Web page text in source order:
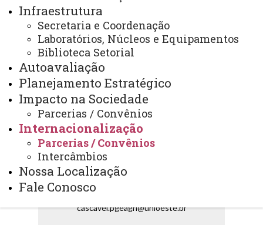
Infraestrutura
Secretaria e Coordenação
Laboratórios, Núcleos e Equipamentos
Biblioteca Setorial
Autoavaliação
Planejamento Estratégico
Impacto na Sociedade
Parcerias / Convênios
Internacionalização
Parcerias / Convênios
Intercâmbios
Nossa Localização
Fale Conosco
ATUALIZAÇÃO MAIS RECENTE: 25 DE JULHO DE
2024
ACESSOS: 4815
Contato:
(45) 3220-3175 (WhatsApp)
Horário de Atendimento:
Segunda à sexta
08:30 às 11:30
13:30 às 17:00
Rua Universitária, 2069.
Prédio de Protótipos, 2º piso.
cascavel.pgeagri@unioeste.br